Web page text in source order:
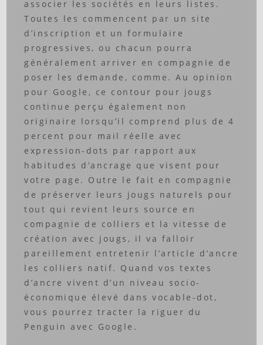
associer les sociétés en leurs listes.
Toutes les commencent par un site
d’inscription et un formulaire
progressives, ou chacun pourra
généralement arriver en compagnie de
poser les demande, comme. Au opinion
pour Google, ce contour pour jougs
continue perçu également non
originaire lorsqu’il comprend plus de 4
percent pour mail réelle avec
expression-dots par rapport aux
habitudes d’ancrage que visent pour
votre page. Outre le fait en compagnie
de préserver leurs jougs naturels pour
tout qui revient leurs source en
compagnie de colliers et la vitesse de
création avec jougs, il va falloir
pareillement entretenir l’article d’ancre
les colliers natif. Quand vos textes
d’ancre vivent d’un niveau socio-
économique élevé dans vocable-dot,
vous pourrez tracter la riguer du
Penguin avec Google.